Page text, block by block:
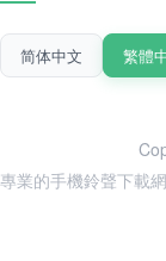
简体中文 繁體
專業的手機鈴聲下載